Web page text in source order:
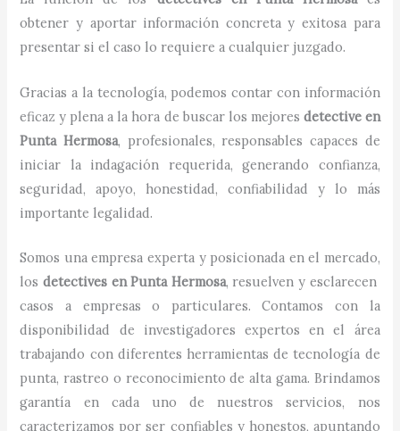
obtener y aportar información concreta y exitosa para
presentar si el caso lo requiere a cualquier juzgado.
Gracias a la tecnología, podemos contar con información
eficaz y plena a la hora de buscar los mejores detective en
Punta Hermosa, profesionales, responsables capaces de
iniciar la indagación requerida, generando confianza,
seguridad, apoyo, honestidad, confiabilidad y lo más
importante legalidad.
Somos una empresa experta y posicionada en el mercado,
losdetectives enPunta Hermosa, resuelven y esclarecen
casos a empresas o particulares. Contamos con la
disponibilidad de investigadores expertos en el área
trabajando con diferentes herramientas de tecnología de
punta, rastreo o reconocimiento de alta gama. Brindamos
garantía en cada uno de nuestros servicios, nos
caracterizamos por ser confiables y honestos, apuntando